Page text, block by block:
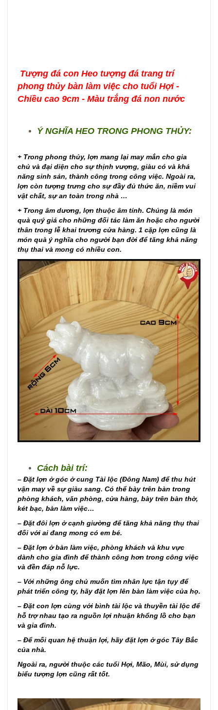
Tượng đá con Heo tượng đá trang trí
phong thủy bàn làm việc cho tuổi Hợi -
Chiều cao 9cm - Màu trắng đá non nước
Ý NGHĨA HEO TRONG PHONG THỦY:
+ Trong phong thủy, lợn mang lại may mắn cho gia
chủ và đại diện cho sự thịnh vượng, giàu có và khả
năng sinh sản, thành công trong công việc. Ngoài ra,
lợn còn tượng trưng cho sự đầy đủ thức ăn, niềm vui
vật chất, sự an toàn trong nhà …
+ Trong âm dương, lợn thuộc âm tính. Chúng là món
quà quý giá cho những đối tác làm ăn hoặc cho người
thân trong lễ khai trương cửa hàng. 1 cặp lợn cũng là
món quà ý nghĩa cho người bạn đời để tăng khả năng
thụ thai và mong có nhiều con.
Cách bài trí:
– Đặt lợn ở góc ở cung Tài lộc (Đông Nam) để thu hút
vận may về sự giàu sang. Có thể bày trên bàn trong
phòng khách, văn phòng, cửa hàng, bày trên bàn thờ,
két bạc, bàn làm việc…
– Đặt đôi lợn ở cạnh giường để tăng khả năng thụ thai
đối với ai đang mong có em bé.
– Đặt lợn ở bàn làm việc, phòng khách và khu vực
dành cho gia đình để thành công hơn trong công việc
và đền đáp nỗ lực.
– Với những ông chủ muốn tìm nhân lực tận tụy để
phát triển công ty, hãy đặt lợn lên bàn làm việc của họ.
– Đặt con lợn cùng với bình tài lộc và thuyền tài lộc để
hỗ trợ nhau tạo ra nguồn lợi nhuận khổng lồ cho bạn
và gia đình.
– Để mối quan hệ thuận lợi, hãy đặt lợn ở góc Tây Bắc
của nhà.
Ngoài ra, người thuộc các tuổi Hợi, Mão, Mùi, sử dụng
biểu tượng lợn cũng rất tốt.